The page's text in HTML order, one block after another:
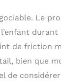
Le
de friction
bien que
de